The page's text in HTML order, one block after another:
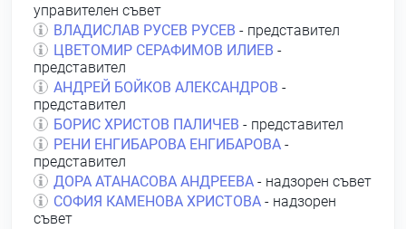
управителен съвет
ВЛАДИСЛАВ РУСЕВ РУСЕВ - представител
ЦВЕТОМИР СЕРАФИМОВ ИЛИЕВ -
представител
АНДРЕЙ БОЙКОВ АЛЕКСАНДРОВ -
представител
БОРИС ХРИСТОВ ПАЛИЧЕВ - представител
РЕНИ ЕНГИБАРОВА ЕНГИБАРОВА -
представител
ДОРА АТАНАСОВА АНДРЕЕВА - надзорен съвет
СОФИЯ КАМЕНОВА ХРИСТОВА - надзорен
съвет